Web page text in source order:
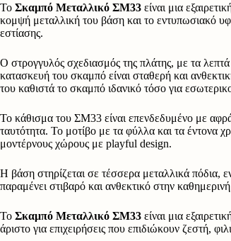
Το Σκαμπό Μεταλλικό ΣΜ33 είναι μια
κομψή μεταλλική του βάση και το εντυπωσιακό
εστίασης.
Ο στρογγυλός σχεδιασμός της πλάτης, με τα
κατασκευή του σκαμπό είναι σταθερή και
του καθιστά το σκαμπό ιδανικό τόσο για
Το κάθισμα του ΣΜ33 είναι επενδεδυμένο με
ταυτότητα. Το μοτίβο με τα φύλλα και τα έντονα
μοντέρνους χώρους με playful design.
Η βάση στηρίζεται σε τέσσερα μεταλλικά πόδια,
παραμένει στιβαρό και ανθεκτικό στην
Το Σκαμπό Μεταλλικό ΣΜ33 είναι μια
άριστο για επιχειρήσεις που επιδιώκουν ζεστή,